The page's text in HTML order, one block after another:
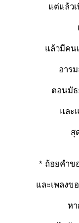
แต่แล้ว
แล้วมีคน
อาร
ตอนมัธ
และ
สุ
* ถ้อยคำข
และเพลงข
ห